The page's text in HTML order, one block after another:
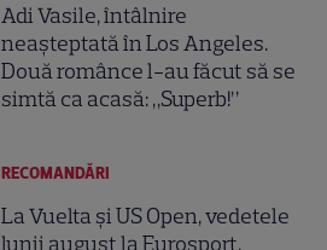
Adi Vasile, întâlnire
neașteptată în Los Angeles.
Două românce l-au făcut să se
simtă ca acasă: „Superb!”
RECOMANDĂRI
La Vuelta și US Open, vedetele
lunii august la Eurosport.